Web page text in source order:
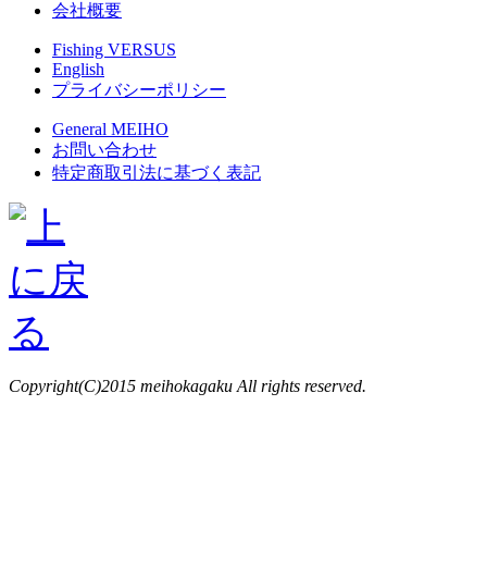
会社概要
Fishing VERSUS
English
プライバシーポリシー
General MEIHO
お問い合わせ
特定商取引法に基づく表記
Copyright(C)2015 meihokagaku All rights reserved.